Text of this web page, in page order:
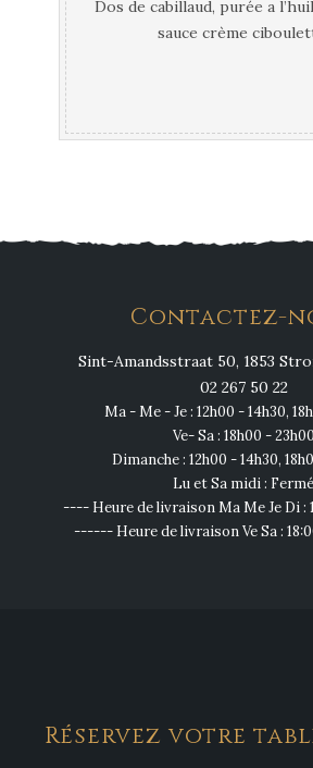
Dos de cabillaud, purée a
sauce crème
Contactez-
Sint-Amandsstraat 50, 1853
02 267 50 22
Ma - Me - Je : 12h00 - 14h30,
Ve- Sa : 18h00 - 23h00
Dimanche : 12h00 - 14h30,
Lu et Sa midi : Fermé
---- Heure de livraison Ma Me Je Di :
------ Heure de livraison Ve Sa :
Réservez votre